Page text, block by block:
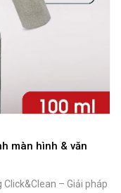
màn hình & văn
– Giải pháp